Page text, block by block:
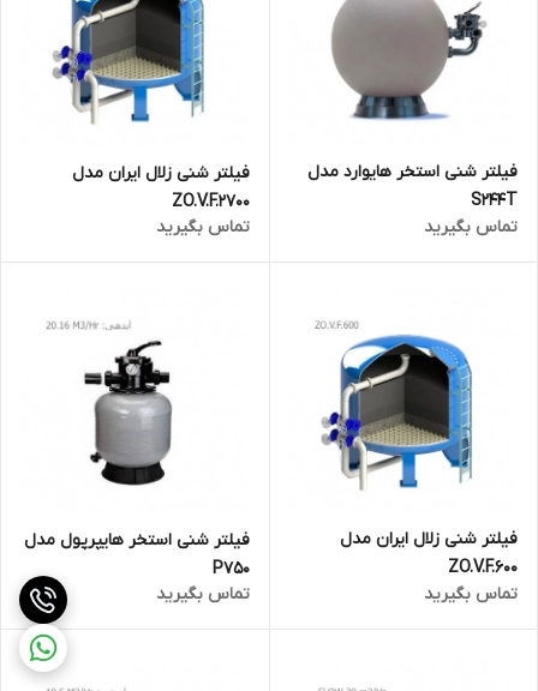
فیلتر شنی استخر هایوارد مدل
S244T
تماس بگیرید
فیلتر شنی زلال ایران مدل
ZO.V.F.2700
تماس بگیرید
فیلتر شنی زلال ایران مدل
ZO.V.F.600
تماس بگیرید
فیلتر شنی استخر هایپرپول مدل
P750
تماس بگیرید